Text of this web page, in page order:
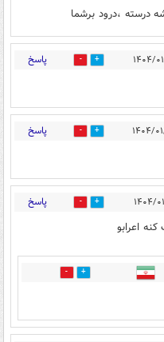
درسته ،درود برشما
3 پاسخ
5 پاسخ
11 پاسخ
اعرابو
2